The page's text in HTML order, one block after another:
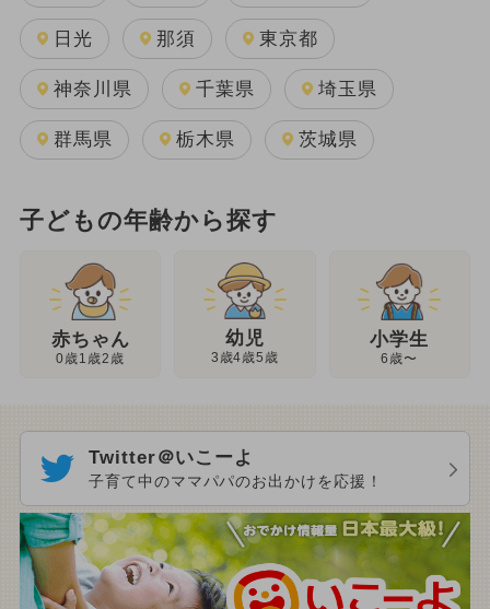
日光 那須 東京都
神奈川県 千葉県 埼玉県
群馬県 栃木県 茨城県
子どもの年齢から探す
赤ちゃん
0歳1歳2歳
幼児
3歳4歳5歳
小学生
6歳〜
Twitter＠いこーよ
子育て中のママパパのお出かけを応援！